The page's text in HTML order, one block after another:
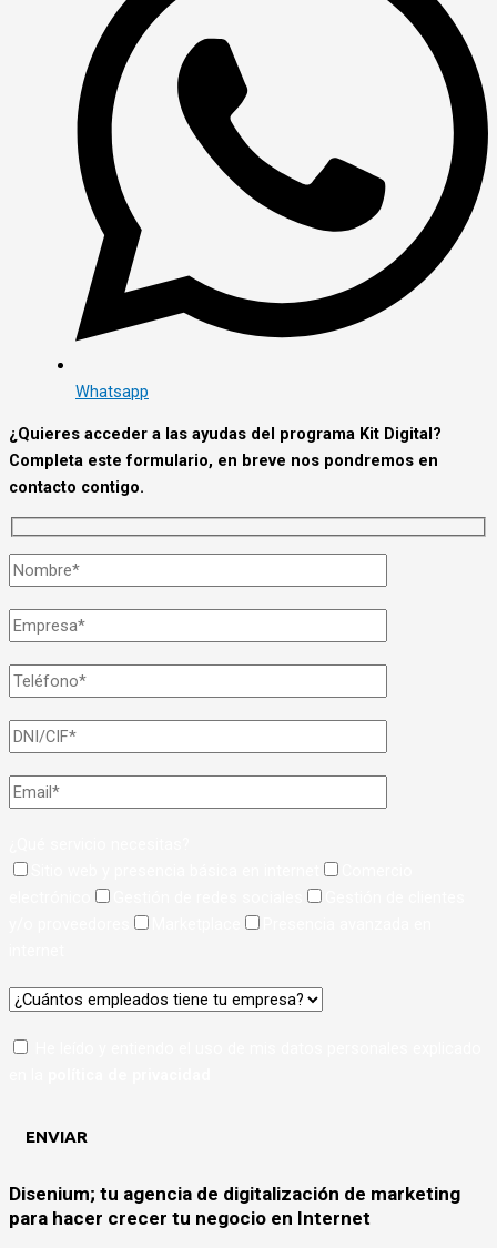
Whatsapp
¿Quieres acceder a las ayudas del programa Kit Digital?
Completa este formulario, en breve nos pondremos en
contacto contigo.
Disenium; tu agencia de digitalización de marketing
para hacer crecer tu negocio en Internet